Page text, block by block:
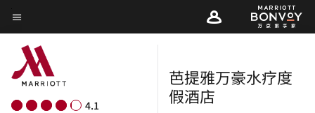
Skip
to
main
content
菜单文本
4.1
芭提雅万豪水疗度
假酒店